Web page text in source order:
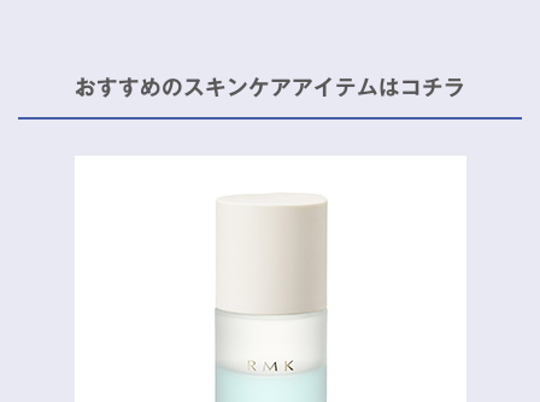
おすすめのスキンケアアイテムはコチラ